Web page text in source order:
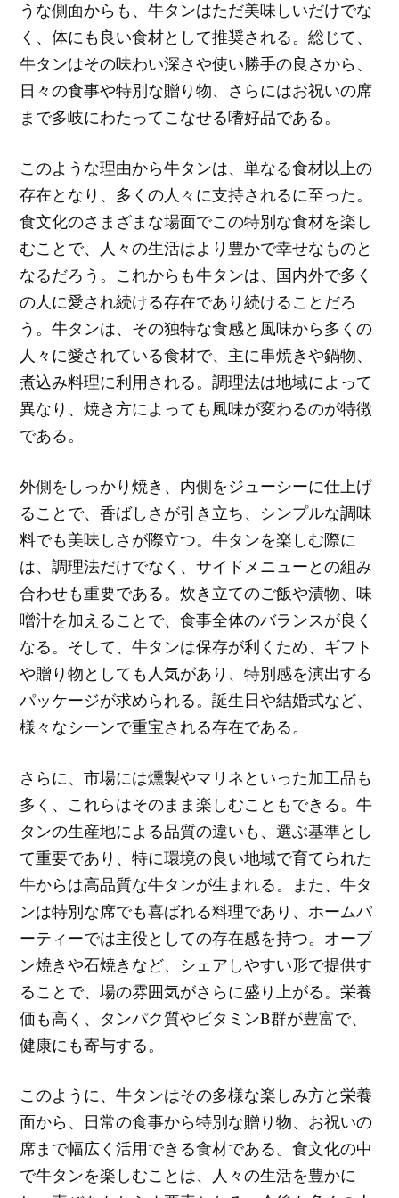
うな側面からも、牛タンはただ美味しいだけでな
く、体にも良い食材として推奨される。総じて、
牛タンはその味わい深さや使い勝手の良さから、
日々の食事や特別な贈り物、さらにはお祝いの席
まで多岐にわたってこなせる嗜好品である。
このような理由から牛タンは、単なる食材以上の
存在となり、多くの人々に支持されるに至った。
食文化のさまざまな場面でこの特別な食材を楽し
むことで、人々の生活はより豊かで幸せなものと
なるだろう。これからも牛タンは、国内外で多く
の人に愛され続ける存在であり続けることだろ
う。牛タンは、その独特な食感と風味から多くの
人々に愛されている食材で、主に串焼きや鍋物、
煮込み料理に利用される。調理法は地域によって
異なり、焼き方によっても風味が変わるのが特徴
である。
外側をしっかり焼き、内側をジューシーに仕上げ
ることで、香ばしさが引き立ち、シンプルな調味
料でも美味しさが際立つ。牛タンを楽しむ際に
は、調理法だけでなく、サイドメニューとの組み
合わせも重要である。炊き立てのご飯や漬物、味
噌汁を加えることで、食事全体のバランスが良く
なる。そして、牛タンは保存が利くため、ギフト
や贈り物としても人気があり、特別感を演出する
パッケージが求められる。誕生日や結婚式など、
様々なシーンで重宝される存在である。
さらに、市場には燻製やマリネといった加工品も
多く、これらはそのまま楽しむこともできる。牛
タンの生産地による品質の違いも、選ぶ基準とし
て重要であり、特に環境の良い地域で育てられた
牛からは高品質な牛タンが生まれる。また、牛タ
ンは特別な席でも喜ばれる料理であり、ホームパ
ーティーでは主役としての存在感を持つ。オーブ
ン焼きや石焼きなど、シェアしやすい形で提供す
ることで、場の雰囲気がさらに盛り上がる。栄養
価も高く、タンパク質やビタミンB群が豊富で、
健康にも寄与する。
このように、牛タンはその多様な楽しみ方と栄養
面から、日常の食事から特別な贈り物、お祝いの
席まで幅広く活用できる食材である。食文化の中
で牛タンを楽しむことは、人々の生活を豊かに